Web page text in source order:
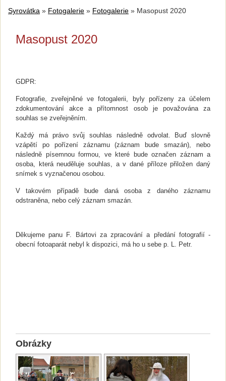
Syrovátka » Fotogalerie » Fotogalerie » Masopust 2020
Masopust 2020
GDPR:
Fotografie, zveřejněné ve fotogalerii, byly pořízeny za účelem
zdokumentování akce a přítomnost osob je považována za
souhlas se zveřejněním.
Každý má právo svůj souhlas následně odvolat. Buď slovně
vzápětí po pořízení záznamu (záznam bude smazán), nebo
následně písemnou formou, ve které bude označen záznam a
osoba, která neuděluje souhlas, a v dané příloze přiložen daný
snímek s vyznačenou osobou.
V takovém případě bude daná osoba z daného záznamu
odstraněna, nebo celý záznam smazán.
Děkujeme panu F. Bártovi za zpracování a předání fotografií -
obecní fotoaparát nebyl k dispozici, má ho u sebe p. L. Petr.
Obrázky